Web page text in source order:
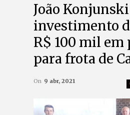
João
investimento
R$ 100 mil em
para frota de
On 9 abr, 2021